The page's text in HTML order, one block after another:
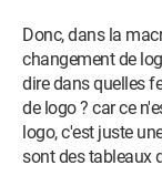
Donc, dans la
changement de
dire dans quelles
de logo ? car ce
logo, c'est juste
sont des tableaux